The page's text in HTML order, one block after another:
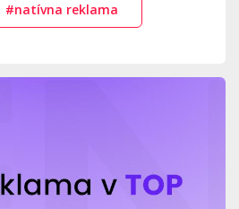
#natívna reklama